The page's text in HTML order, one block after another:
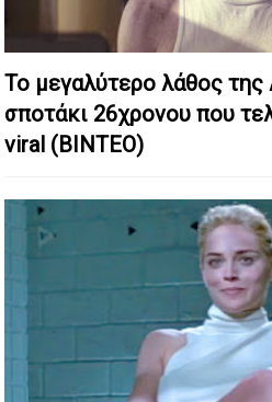
Το μεγαλύτερο λάθος της
σποτάκι 26χρονου που
viral (ΒΙΝΤΕΟ)